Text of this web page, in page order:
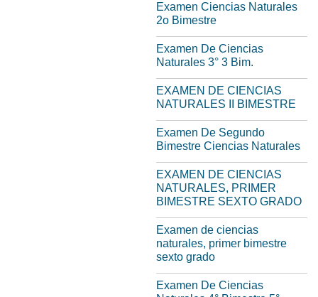
Examen Ciencias Naturales
2o Bimestre
Examen De Ciencias
Naturales 3° 3 Bim.
EXAMEN DE CIENCIAS
NATURALES II BIMESTRE
Examen De Segundo
Bimestre Ciencias Naturales
EXAMEN DE CIENCIAS
NATURALES, PRIMER
BIMESTRE SEXTO GRADO
Examen de ciencias
naturales, primer bimestre
sexto grado
Examen De Ciencias